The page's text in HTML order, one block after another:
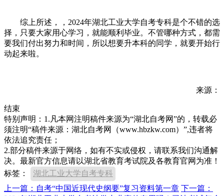
综上所述，，2024年湖北工业大学自考专科是个不错的选
择，只要大家用心学习，就能顺利毕业。不管哪种方式，都需
要我们付出努力和时间，所以想要升本科的同学，就要开始行
动起来啦。
来源：
结束
特别声明：1.凡本网注明稿件来源为“湖北自考网”的，转载必
须注明“稿件来源：湖北自考网（www.hbzkw.com）”,违者将
依法追究责任；
2.部分稿件来源于网络，如有不实或侵权，请联系我们沟通解
决。最新官方信息请以湖北省教育考试院及各教育官网为准！
标签：
湖北工业大学自考专科
上一篇：自考“中国近现代史纲要”复习资料第一章 下一篇：